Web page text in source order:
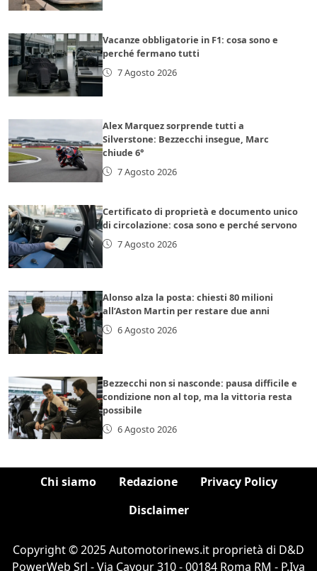
Vacanze obbligatorie in F1: cosa sono e
perché fermano tutti
7 Agosto 2026
Alex Marquez sorprende tutti a
Silverstone: Bezzecchi insegue, Marc
chiude 6°
7 Agosto 2026
Certificato di proprietà e documento unico
di circolazione: cosa sono e perché servono
7 Agosto 2026
Alonso alza la posta: chiesti 80 milioni
all’Aston Martin per restare due anni
6 Agosto 2026
Bezzecchi non si nasconde: pausa difficile e
condizione non al top, ma la vittoria resta
possibile
6 Agosto 2026
Chi siamo Redazione
Privacy Policy
Disclaimer
Copyright © 2025 Automotorinews.it proprietà di D&D
PowerWeb Srl - Via Cavour 310 - 00184 Roma RM - P.Iva